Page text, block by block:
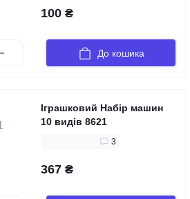
100 ₴
До кошика
Іграшковий Набір машин
10 видів 8621
3
367 ₴